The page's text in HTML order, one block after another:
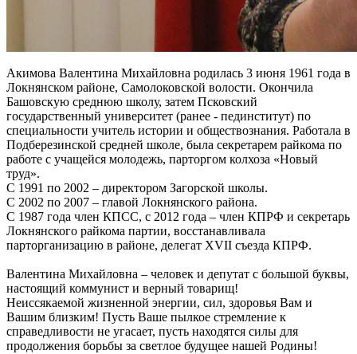
Акимова Валентина Михайловна родилась 3 июня 1961 года в
Локнянском районе, Самолоковской волости. Окончила
Башовскую среднюю школу, затем Псковский
государственный университет (ранее - пединститут) по
специальности учитель истории и обществознания. Работала в
Подберезинской средней школе, была секретарем райкома по
работе с учащейся молодежь, парторгом колхоза «Новый
труд».
С 1991 по 2002 – директором Загорской школы.
С 2002 по 2007 – главой Локнянского района.
С 1987 года член КПСС, с 2012 года – член КПРФ и секретарь
Локнянского райкома партии, восстанавливала
парторганизацию в районе, делегат XVII съезда КПРФ.
Валентина Михайловна – человек и депутат с большой буквы,
настоящий коммунист и верный товарищ!
Неиссякаемой жизненной энергии, сил, здоровья Вам и
Вашим близким! Пусть Ваше пылкое стремление к
справедливости не угасает, пусть находятся силы для
продолжения борьбы за светлое будущее нашей Родины!